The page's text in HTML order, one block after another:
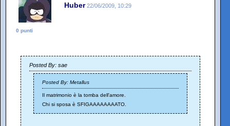
Huber 22/06/2009, 10:29
0 punti
Posted By: sae
Posted By: Metallus
Il matrimonio è la tomba dell'amore.
Chi si sposa è SFIGAAAAAAAATO.